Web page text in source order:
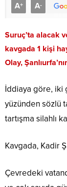
A+ A-
Suruç’ta alacak
kavgada 1 kişi
Olay,
İddiaya göre, iki
yüzünden sözlü
tartışma silahlı
Kavgada, Kadir
Çevredeki